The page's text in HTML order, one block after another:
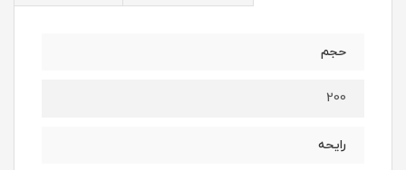
حجم
200
رایحه